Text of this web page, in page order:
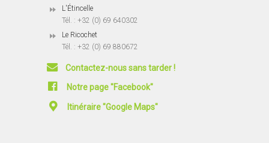
L'Étincelle
Tél. : +32 (0) 69 640302
Le Ricochet
Tél. : +32 (0) 69 880672
Contactez-nous sans tarder !
Notre page "Facebook"
Itinéraire "Google Maps"